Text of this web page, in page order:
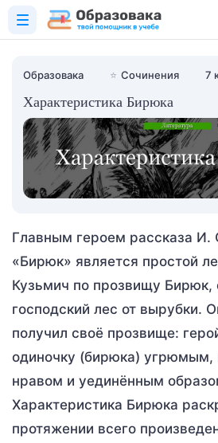
Образовака ⭐ Сочинения 7
Характеристика Бирюка
Главным героем рассказа И.
«Бирюк» является простой
Кузьмич по прозвищу
господский лес от вырубки.
получил своё прозвище:
одиночку (бирюка) угрюмым,
нравом и уединённым
Характеристика Бирюка
протяжении всего